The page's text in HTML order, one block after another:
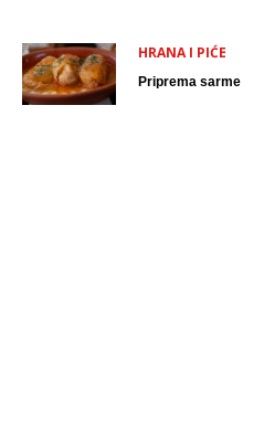
HRANA I PIĆE
Priprema sarme